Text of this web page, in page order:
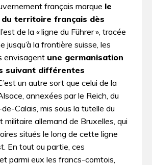
français marque le
du territoire français dès
l’est de la « ligne du Führer », tracée
jusqu’à la frontière suisse, les
envisagent une germanisation
suivant différentes
C’est un autre sort que celui de la
annexées par le Reich, du
Calais, mis sous la tutelle du
militaire allemand de Bruxelles, qui
situés le long de cette ligne
En tout ou partie, ces
parmi eux les francs-comtois,